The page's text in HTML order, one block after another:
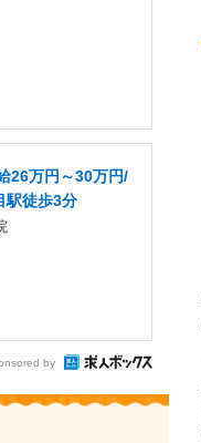
26万円～30万円/
駅徒歩3分
by